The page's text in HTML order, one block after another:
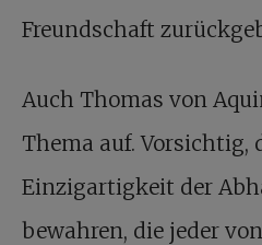
Freundschaft
Auch Thomas von
Thema auf. Vorsichtig,
Einzigartigkeit der
bewahren, die jeder